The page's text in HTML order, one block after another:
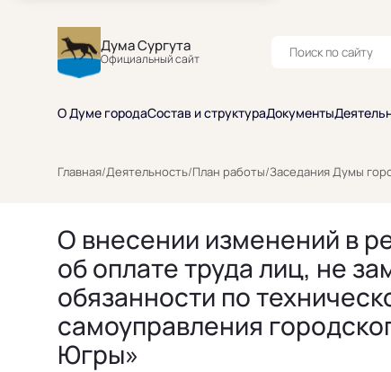
Дума Сургута
Официальный сайт
О Думе городаСостав и структураДокументы
Главная/Деятельность/План работы/Заседания Думы
О внесении изменений в
об оплате труда лиц, не
обязанности по
самоуправления
Югры»